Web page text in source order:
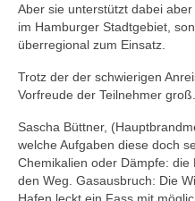
Aber sie unterstützt dabei
im Hamburger Stadtgebiet,
überregional zum Einsatz.
Trotz der der schwierigen
Vorfreude der Teilnehmer groß.
Sascha Büttner,
welche Aufgaben diese doch
Chemikalien oder Dämpfe:
den Weg. Gasausbruch: Die